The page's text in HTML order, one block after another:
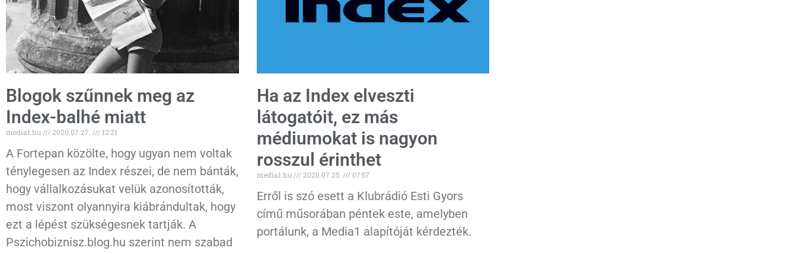
Blogok szűnnek meg az
Index-balhé miatt
media1.hu 2020.07.27. 12:21
A Fortepan közölte, hogy ugyan nem voltak
ténylegesen az Index részei, de nem bánták,
hogy vállalkozásukat velük azonosították,
most viszont olyannyira kiábrándultak, hogy
ezt a lépést szükségesnek tartják. A
Pszichobiznisz.blog.hu szerint nem szabad
Ha az Index elveszti
látogatóit, ez más
médiumokat is nagyon
rosszul érinthet
media1.hu 2020.07.25. 07:57
Erről is szó esett a Klubrádió Esti Gyors
című műsorában péntek este, amelyben
portálunk, a Media1 alapítóját kérdezték.